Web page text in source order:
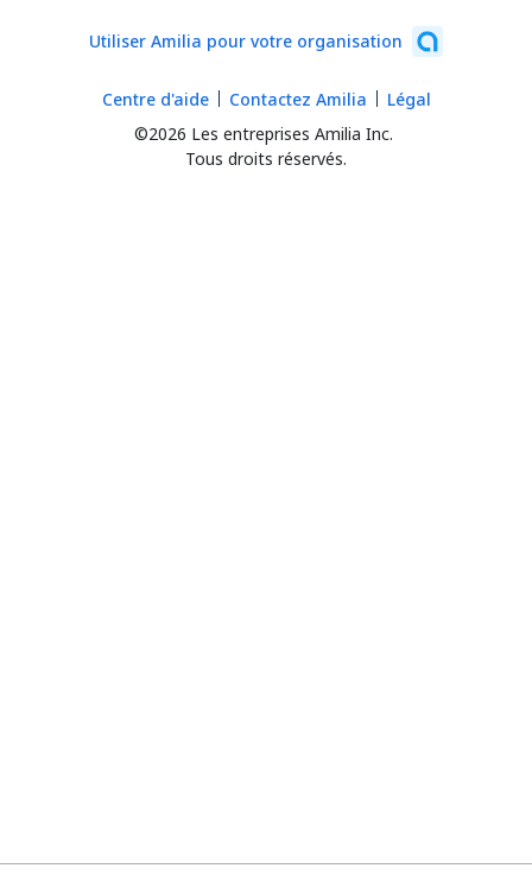
Utiliser Amilia pour votre organisation
©2026 Les entreprises Amilia Inc.
Tous droits réservés.
Centre d'aide Contactez Amilia Légal